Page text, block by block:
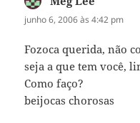
junho 6, 2006 às 4:42 pm
Fozoca querida, não
seja a que tem você,
Como faço?
beijocas chorosas